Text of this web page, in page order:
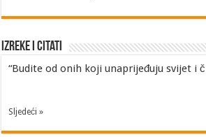
Izreke i Citati
“Budite od onih koji unaprijeđuju svijet i
Sljedeći »